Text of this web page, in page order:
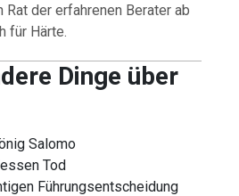
Rat der erfahrenen Berater ab
für Härte.
Dinge über
Salomo
Tod
Führungsentscheidung